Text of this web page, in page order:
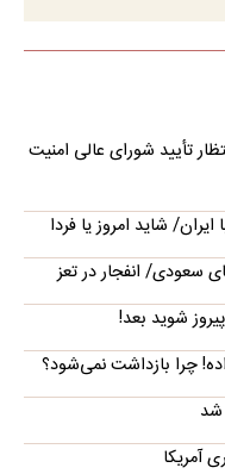
تأیید شورای عالی امنیت
ایران/ شاید امروز یا فردا
سعودی/ انفجار در تعز
شوید بعد!
چرا بازداشت نمی‌شود؟
شد
آمریکا